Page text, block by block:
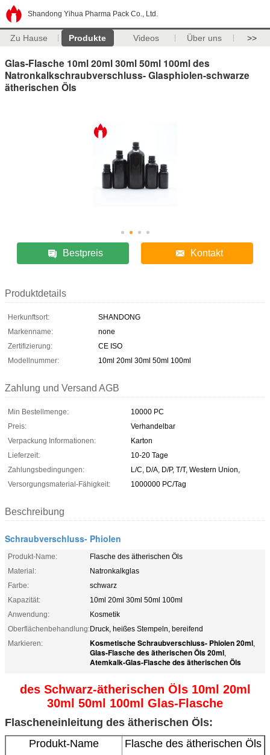
Shandong Yihua Pharma Pack Co., Ltd.
Zu Hause Produkte Videos Über uns >>
Glas-Flasche 10ml 20ml 30ml 50ml 100ml des
Natronkalkschraubverschluss- Glasphiolen-schwarze
ätherischen Öls
Bestpreis Kontakt
Produktdetails
Herkunftsort:
SHANDONG
Markenname:
none
Zertifizierung:
CE ISO
Modellnummer:
10ml 20ml 30ml 50ml 100ml
Zahlung und Versand AGB
Min Bestellmenge:
10000 PC
Preis:
Verhandelbar
Verpackung Informationen:
Karton
Lieferzeit:
10-20 Tage
Zahlungsbedingungen:
L/C, D/A, D/P, T/T, Western Union,
Versorgungsmaterial-Fähigkeit:
1000000 PC/Tag
Beschreibung
Schraubverschluss- Phiolen
Produkt-Name:
Flasche des ätherischen Öls
Material:
Natronkalkglas
Farbe:
schwarz
Kapazität:
10ml 20ml 30ml 50ml 100ml
Anwendung:
Kosmetik
Oberflächenbehandlung:Druck, heißes Stempeln, bereifend
Markieren:
Kosmetische Schraubverschluss- Phiolen 20ml,
Glas-Flasche des ätherischen Öls 20ml,
Atemkalk-Glas-Flasche des ätherischen Öls
des Schwarz-ätherischen Öls 10ml 20ml
30ml 50ml 100ml Glas-Flasche
Flascheneinleitung des ätherischen Öls:
Produkt-Name
Flasche des ätherischen Öls